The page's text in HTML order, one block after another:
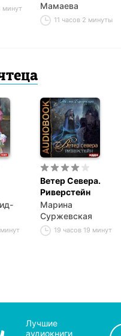
минут
Мамаева
11 часов 2 минуты
Ветер Севера.
Риверстейн
Марина
Суржевская
19 часов 19 минут
Лучшие
аудиокниги